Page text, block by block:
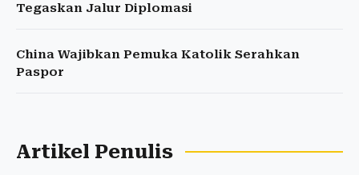
Tegaskan Jalur Diplomasi
China Wajibkan Pemuka Katolik Serahkan
Paspor
Artikel Penulis